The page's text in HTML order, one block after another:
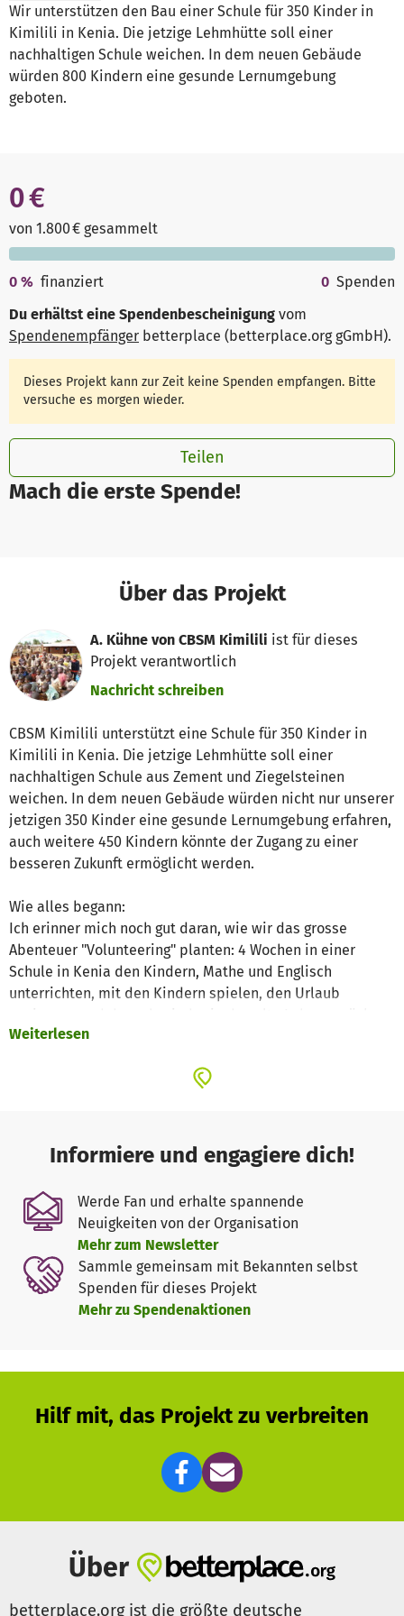
Wir unterstützen den Bau einer Schule für 350 Kinder in
Kimilili in Kenia. Die jetzige Lehmhütte soll einer
nachhaltigen Schule weichen. In dem neuen Gebäude
würden 800 Kindern eine gesunde Lernumgebung
geboten.
Mach die erste Spende!
0 €
von 1.800 € gesammelt
0 % finanziert 0 Spenden
Du erhältst eine Spendenbescheinigung vom
Spendenempfänger betterplace (betterplace.org gGmbH).
Dieses Projekt kann zur Zeit keine Spenden empfangen. Bitte
versuche es morgen wieder.
Teilen
Über das Projekt
A. Kühne von CBSM Kimilili ist für dieses
Projekt verantwortlich
Nachricht schreiben
CBSM Kimilili unterstützt eine Schule für 350 Kinder in
Kimilili in Kenia. Die jetzige Lehmhütte soll einer
nachhaltigen Schule aus Zement und Ziegelsteinen
weichen. In dem neuen Gebäude würden nicht nur unserer
jetzigen 350 Kinder eine gesunde Lernumgebung erfahren,
auch weitere 450 Kindern könnte der Zugang zu einer
besseren Zukunft ermöglicht werden.
Wie alles begann:
Ich erinner mich noch gut daran, wie wir das grosse
Abenteuer "Volunteering" planten: 4 Wochen in einer
Schule in Kenia den Kindern, Mathe und Englisch
unterrichten, mit den Kindern spielen, den Urlaub
das war unser Plan!
Kindern etwas beibringen können, sondern vielmehr
vernünftigen Schulbücher, unter der brühenden Hitze bei
30 Grad unterrichten werden. Wir haben von diesen
Kindern gelernt, worauf es im Leben tatsächlich ankommt!
Der Volunteer-Plan, an der Schule zu unterrichten, ist auch
deswegen schon nicht aufgegangen, weil wir beim
Eintreffen in Kimilili gar keine Schule vorgefunden haben.
Es war vielmehr eine Hütte aus Holz und Lehm mitten im
Feld! Die Schule stand kurz vor der Schliessung denn die
Die Schule stand kurz vor der Schliessung. In Anbetracht
der Situation vor Ort durchaus verständlich – für uns aber
damals schlichtweg nicht akzeptabel!
bauen und Wasserzugang garantieren: erste Erfolge!
Doch unsere Kinder werden noch immer in staubigen
Weiterlesen
Informiere und engagiere dich!
Werde Fan und erhalte spannende
Neuigkeiten von der Organisation
Mehr zum Newsletter
Sammle gemeinsam mit Bekannten selbst
Spenden für dieses Projekt
Mehr zu Spendenaktionen
Hilf mit, das Projekt zu verbreiten
Über
betterplace.org ist die größte deutsche